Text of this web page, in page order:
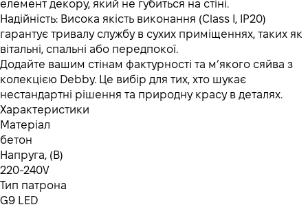
елемент декору, який не губиться на стіні.
Надійність: Висока якість виконання (Class I, IP20)
гарантує тривалу службу в сухих приміщеннях, таких як
вітальні, спальні або передпокої.
Додайте вашим стінам фактурності та м’якого сяйва з
колекцією Debby. Це вибір для тих, хто шукає
нестандартні рішення та природну красу в деталях.
Характеристики
Матеріал
бетон
Напруга, (В)
220-240V
Тип патрона
G9 LED